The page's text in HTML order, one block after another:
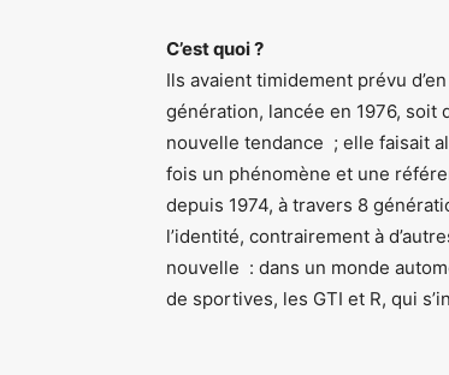
C’est quoi ?
Ils avaient timidement prévu
génération, lancée en 1976, soit
nouvelle tendance ; elle faisait
fois un phénomène et une
depuis 1974, à travers 8
l’identité, contrairement à
nouvelle : dans un monde
de sportives, les GTI et R, qui